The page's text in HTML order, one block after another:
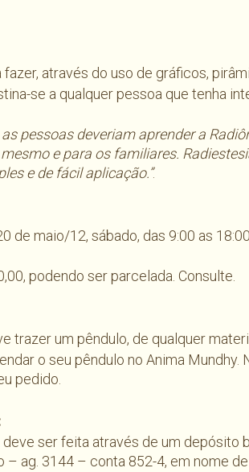
fazer, através do uso de gráficos,
se a qualquer pessoa que tenha
as pessoas deveriam aprender a
e para os familiares.
e de fácil aplicação.”.
de maio/12, sábado, das 9:00 as
podendo ser parcelada. Consulte.
trazer um pêndulo, de qualquer
o seu pêndulo no Anima
pedido.
ser feita através de um depósito
– ag. 3144 – conta 852-4, em nome